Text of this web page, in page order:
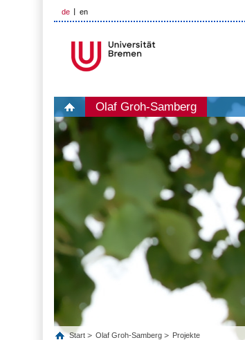
de en
Olaf Groh-Samberg
Start Olaf Groh-Samberg Projekte